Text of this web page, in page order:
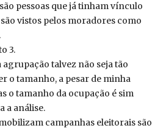
pessoas que já tinham vínculo
vistos pelos moradores como
3.
agrupação talvez não seja tão
o tamanho, a pesar de minha
o tamanho da ocupação é sim
a análise.
campanhas eleitorais são